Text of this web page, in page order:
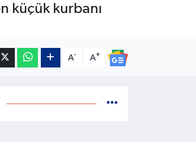
küçük kurbanı
A- A+